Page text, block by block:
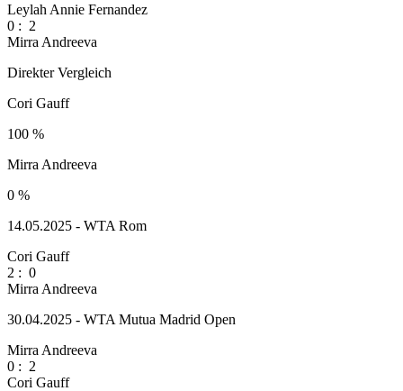
Leylah Annie Fernandez
0 : 2
Mirra Andreeva
Direkter Vergleich
Cori Gauff
100 %
Mirra Andreeva
0 %
14.05.2025 - WTA Rom
Cori Gauff
2 : 0
Mirra Andreeva
30.04.2025 - WTA Mutua Madrid Open
Mirra Andreeva
0 : 2
Cori Gauff